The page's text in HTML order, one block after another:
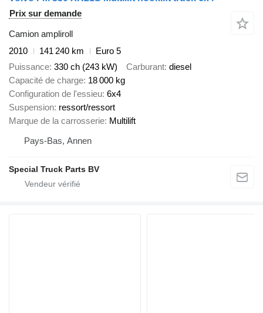
Prix sur demande
Camion ampliroll
2010
141 240 km
Euro 5
Puissance 330 ch (243 kW) Carburant diesel
Capacité de charge 18 000 kg
Configuration de l'essieu 6x4
Suspension ressort/ressort
Marque de la carrosserie Multilift
Pays-Bas, Annen
Special Truck Parts BV